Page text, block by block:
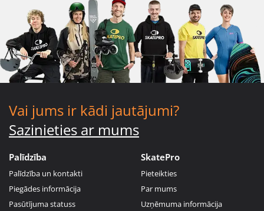
Vai jums ir kādi jautājumi?
Sazinieties ar mums
Palīdzība
Palīdzība un kontakti
Piegādes informācija
Pasūtījuma statuss
SkatePro
Pieteikties
Par mums
Uzņēmuma informācija